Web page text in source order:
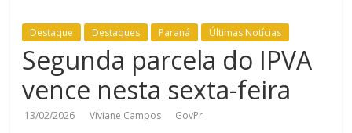
de
notícias
do
Paraná
Destaque Destaques Paraná Últimas Notícias
Segunda parcela do IPVA
vence nesta sexta-feira
13/02/2026 Viviane Campos GovPr